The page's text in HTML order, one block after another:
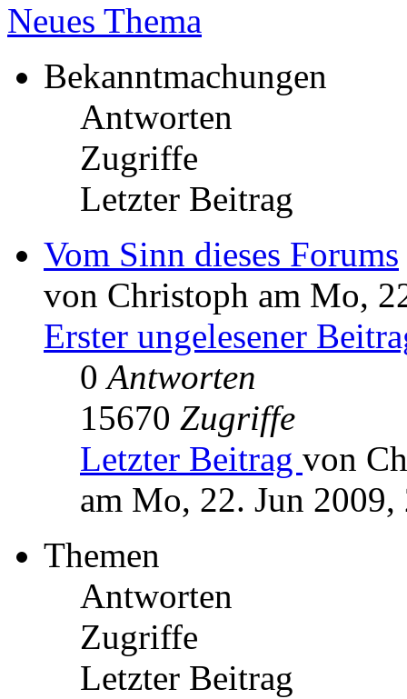
Neues Thema
Bekanntmachungen
Antworten
Zugriffe
Letzter Beitrag
Vom Sinn dieses Forums
von Christoph am Mo,
Erster ungelesener
0Antworten
15670 Zugriffe
Letzter Beitrag von
am Mo, 22. Jun 2009,
Themen
Antworten
Zugriffe
Letzter Beitrag